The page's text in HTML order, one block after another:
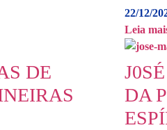
22/12/
Leia
DE
DA